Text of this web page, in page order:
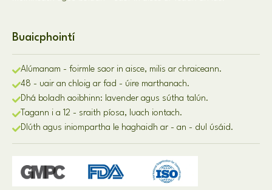
Buaicphointí
Alúmanam - foirmle saor in aisce, milis ar chraiceann.
48 - uair an chloig ar fad - úire marthanach.
Dhá boladh aoibhinn: lavender agus sútha talún.
Tagann i a 12 - sraith píosa, luach iontach.
Dlúth agus iniompartha le haghaidh ar - an - dul úsáid.